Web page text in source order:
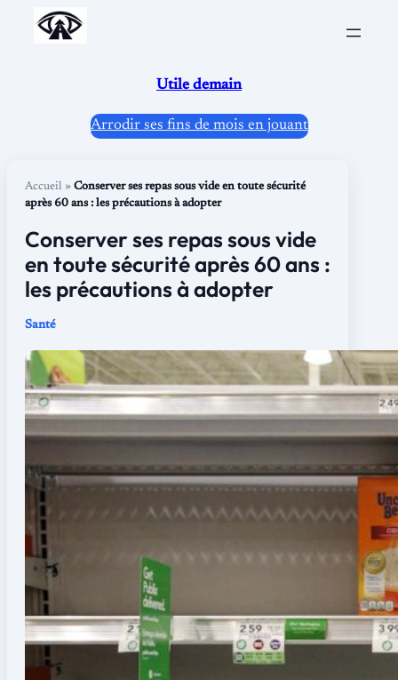
Aller
Utile demain
Arrodir ses fins de mois en jouant
Accueil » Conserver ses repas sous vide en toute sécurité
après 60 ans : les précautions à adopter
Conserver ses repas sous vide
en toute sécurité après 60 ans :
les précautions à adopter
Santé